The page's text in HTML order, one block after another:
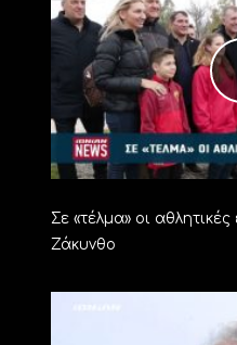
Σε «τέλμα» οι
Ζάκυνθο